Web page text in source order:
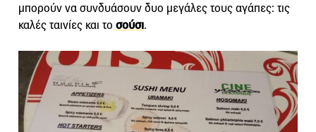
μπορούν να συνδυάσουν δυο μεγάλες τους αγάπες: τις
καλές ταινίες και το σούσι.